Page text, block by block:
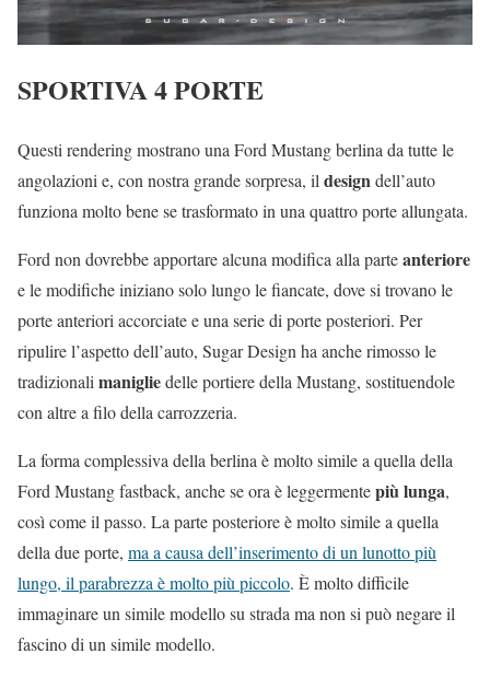
SPORTIVA 4 PORTE
Questi rendering mostrano una Ford Mustang berlina da tutte le
angolazioni e, con nostra grande sorpresa, il designdell’auto
funziona molto bene se trasformato in una quattro porte allungata.
Ford non dovrebbe apportare alcuna modifica alla parteanteriore
e le modifiche iniziano solo lungo le fiancate, dove si trovano le
porte anteriori accorciate e una serie di porte posteriori. Per
ripulire l’aspetto dell’auto, Sugar Design ha anche rimosso le
tradizionali manigliedelle portiere della Mustang, sostituendole
con altre a filo della carrozzeria.
La forma complessiva della berlina è molto simile a quella della
Ford Mustang fastback, anche se ora è leggermentepiù lunga,
così come il passo. La parte posteriore è molto simile a quella
della due porte, ma a causa dell’inserimento di un lunotto più
lungo, il parabrezza è molto più piccolo. È molto difficile
immaginare un simile modello su strada ma non si può negare il
fascino di un simile modello.